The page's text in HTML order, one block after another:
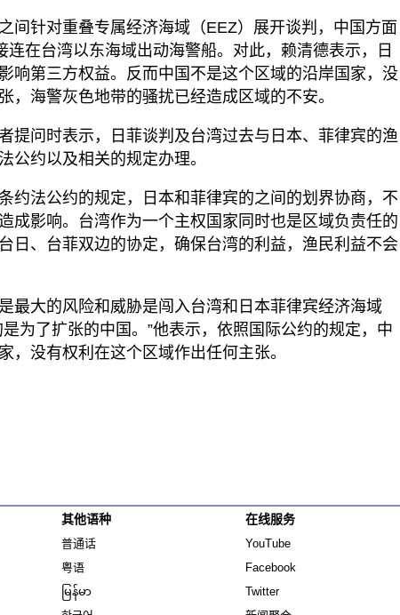
间针对重叠专属经济海域（EEZ）展开谈判，中国方面
连在台湾以东海域出动海警船。对此，赖清德表示，日
响第三方权益。反而中国不是这个区域的沿岸国家，没
，海警灰色地带的骚扰已经造成区域的不安。
提问时表示，日菲谈判及台湾过去与日本、菲律宾的渔
公约以及相关的规定办理。
约法公约的规定，日本和菲律宾的之间的划界协商，不
成影响。台湾作为一个主权国家同时也是区域负责任的
日、台菲双边的协定，确保台湾的利益，渔民利益不会
最大的风险和威胁是闯入台湾和日本菲律宾经济海域
为了扩张的中国。”他表示，依照国际公约的规定，中
，没有权利在这个区域作出任何主张。
其他语种
普通话
粤语
မြန်မာ
在线服务
YouTube
Facebook
Twitter